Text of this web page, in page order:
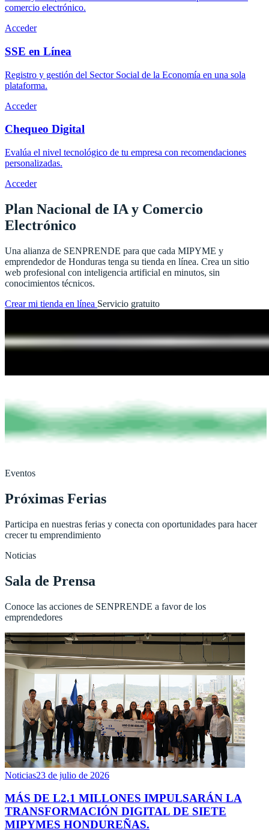
comercio electrónico.
Acceder
SSE en Línea
Registro y gestión del Sector Social de la Economía en una sola
plataforma.
Acceder
Chequeo Digital
Evalúa el nivel tecnológico de tu empresa con recomendaciones
personalizadas.
Acceder
Plan Nacional de IA y Comercio
Electrónico
Una alianza de SENPRENDE para que cada MIPYME y
emprendedor de Honduras tenga su tienda en línea. Crea un sitio
web profesional con inteligencia artificial en minutos, sin
conocimientos técnicos.
Crear mi tienda en línea Servicio gratuito
Eventos
Próximas Ferias
Participa en nuestras ferias y conecta con oportunidades para hacer
crecer tu emprendimiento
Noticias
Sala de Prensa
Conoce las acciones de SENPRENDE a favor de los
emprendedores
Noticias23 de julio de 2026
MÁS DE L2.1 MILLONES IMPULSARÁN LA
TRANSFORMACIÓN DIGITAL DE SIETE
MIPYMES HONDUREÑAS.